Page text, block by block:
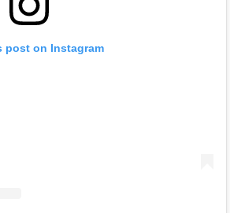
post on Instagram